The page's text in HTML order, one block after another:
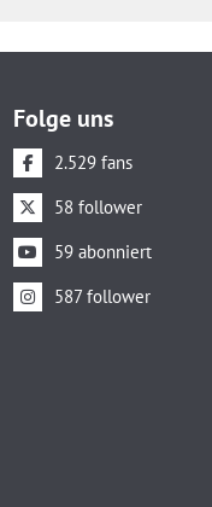
Folge uns
2.529 fans
58 follower
59 abonniert
587 follower